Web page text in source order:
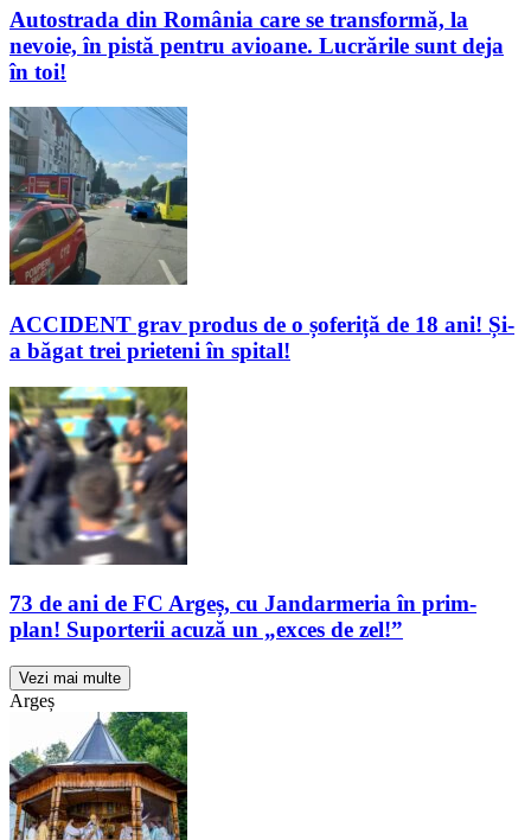
Autostrada din România care se transformă, la
nevoie, în pistă pentru avioane. Lucrările sunt deja
în toi!
ACCIDENT grav produs de o șoferiță de 18 ani! Și-
a băgat trei prieteni în spital!
73 de ani de FC Argeș, cu Jandarmeria în prim-
plan! Suporterii acuză un „exces de zel!”
Vezi mai multe
Argeș